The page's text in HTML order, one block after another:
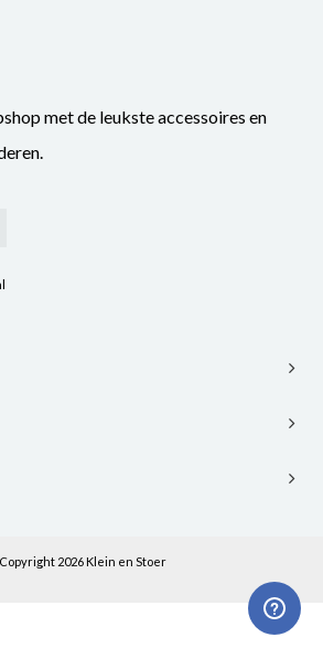
met de leukste accessoires en
2026 Klein en Stoer